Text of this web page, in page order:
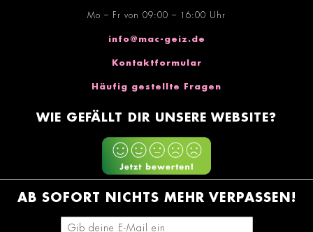
Mo – Fr von 09:00 – 16:00 Uhr
info@mac-geiz.de
Kontaktformular
Häufig gestellte Fragen
WIE GEFÄLLT DIR UNSERE WEBSITE?
AB SOFORT NICHTS MEHR VERPASSEN!
E-Mail-Adresse eingeben